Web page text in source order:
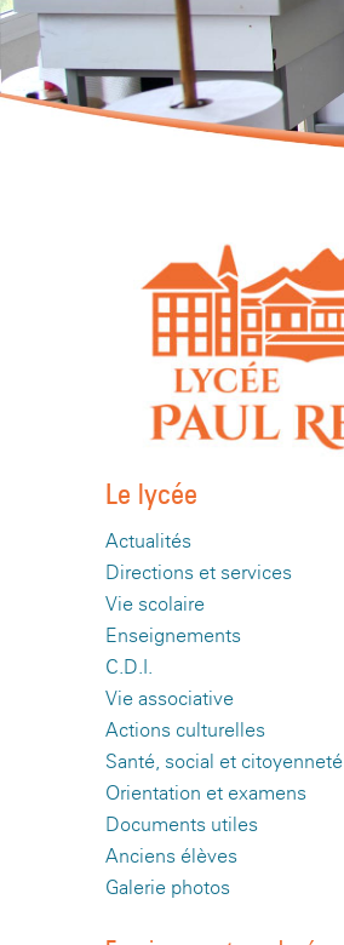
Le lycée
Actualités
Directions et services
Vie scolaire
Enseignements
C.D.I.
Vie associative
Actions culturelles
Santé, social et citoyenneté
Orientation et examens
Documents utiles
Anciens élèves
Galerie photos